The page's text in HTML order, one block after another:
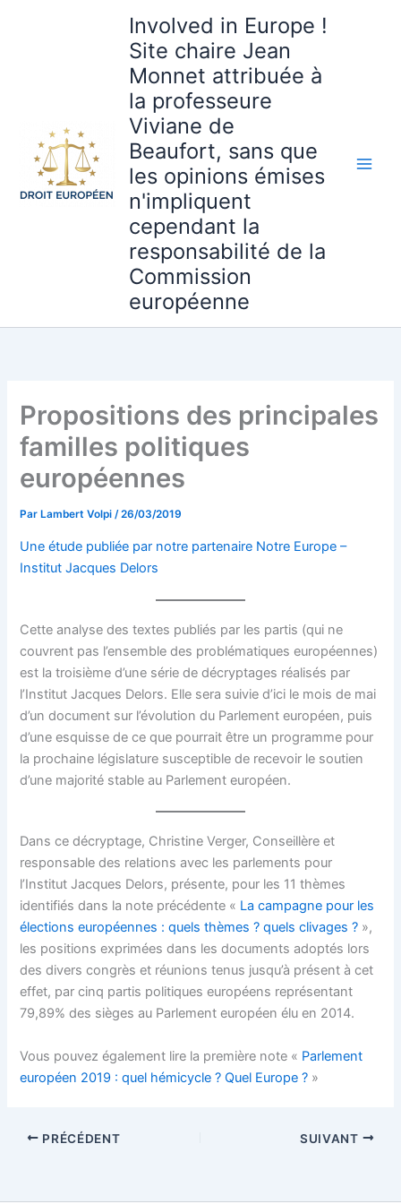
Involved in Europe !
Site chaire Jean
Monnet attribuée à
la professeure
Viviane de
Beaufort, sans que
les opinions émises
n'impliquent
cependant la
responsabilité de la
Commission
européenne
Propositions des principales
familles politiques
européennes
Par Lambert Volpi/26/03/2019
Une étude publiée par notre partenaire Notre Europe –
Institut Jacques Delors
Cette analyse des textes publiés par les partis (qui ne
couvrent pas l’ensemble des problématiques européennes)
est la troisième d’une série de décryptages réalisés par
l’Institut Jacques Delors. Elle sera suivie d’ici le mois de mai
d’un document sur l’évolution du Parlement européen, puis
d’une esquisse de ce que pourrait être un programme pour
la prochaine législature susceptible de recevoir le soutien
d’une majorité stable au Parlement européen.
Dans ce décryptage, Christine Verger, Conseillère et
responsable des relations avec les parlements pour
l’Institut Jacques Delors, présente, pour les 11 thèmes
identifiés dans la note précédente « La campagne pour les
élections européennes : quels thèmes ? quels clivages ? »,
les positions exprimées dans les documents adoptés lors
des divers congrès et réunions tenus jusqu’à présent à cet
effet, par cinq partis politiques européens représentant
79,89% des sièges au Parlement européen élu en 2014.
Vous pouvez également lire la première note « Parlement
européen 2019 : quel hémicycle ? Quel Europe ? »
PRÉCÉDENT SUIVANT